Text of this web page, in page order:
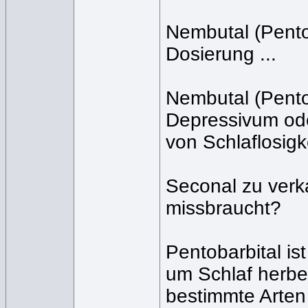
Nembutal
Dosierung ...
Nembutal
Depressivum
von
Seconal zu
missbraucht?
Pentobarbital
um Schlaf
bestimmte